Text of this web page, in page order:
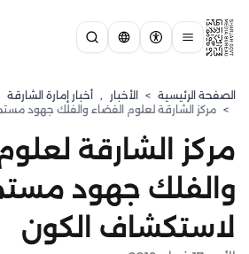
الصفحة الرئيسية > الأخبار , أخبار إمارة الشارقة
> مركز الشارقة لعلوم الفضاء والفلك جهود
مركز الشارقة
والفلك جهود
لاستكشاف الكون